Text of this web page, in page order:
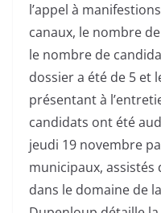
l’appel à
canaux, le nombre
le nombre de
dossier a été de 5 et
présentant à
candidats ont été
jeudi 19 novembre
municipaux, assistés
dans le domaine de